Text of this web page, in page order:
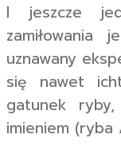
I jeszcze
uznawany
się nawet
gatunek
imieniem (ryba